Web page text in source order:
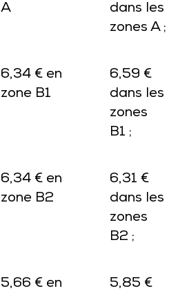
A
dans les
zones A ;
6,34 € en
zone B1
6,59 €
dans les
zones
B1 ;
6,34 € en
zone B2
6,31 €
dans les
zones
B2 ;
5,66 € en 5,85 €